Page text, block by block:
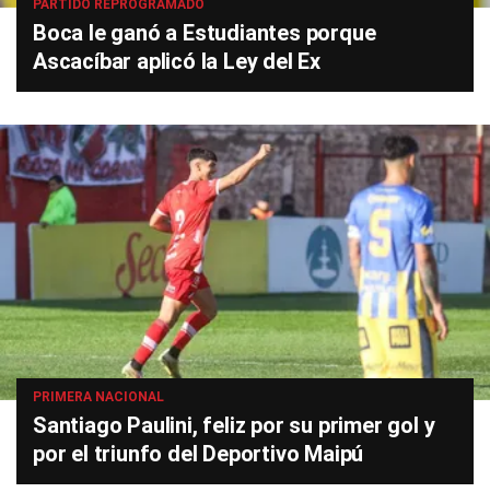
PARTIDO REPROGRAMADO
Boca le ganó a Estudiantes porque
Ascacíbar aplicó la Ley del Ex
PRIMERA NACIONAL
Santiago Paulini, feliz por su primer gol y
por el triunfo del Deportivo Maipú